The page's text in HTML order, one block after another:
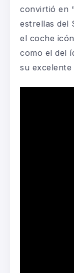
convirtió en
estrellas del
el coche
como el del
su excelente